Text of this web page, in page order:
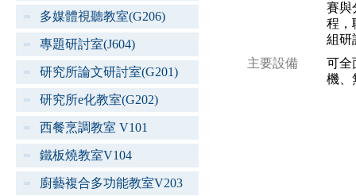
多媒體視聽教室(G206)
專題研討室(J604)
研究所論文研討室(G201)
研究所e化教室(G202)
西餐烹調教室 V101
鐵板燒教室V104
廚藝複合多功能教室V203
賽與
程，
組研
主要設備
可全
機、